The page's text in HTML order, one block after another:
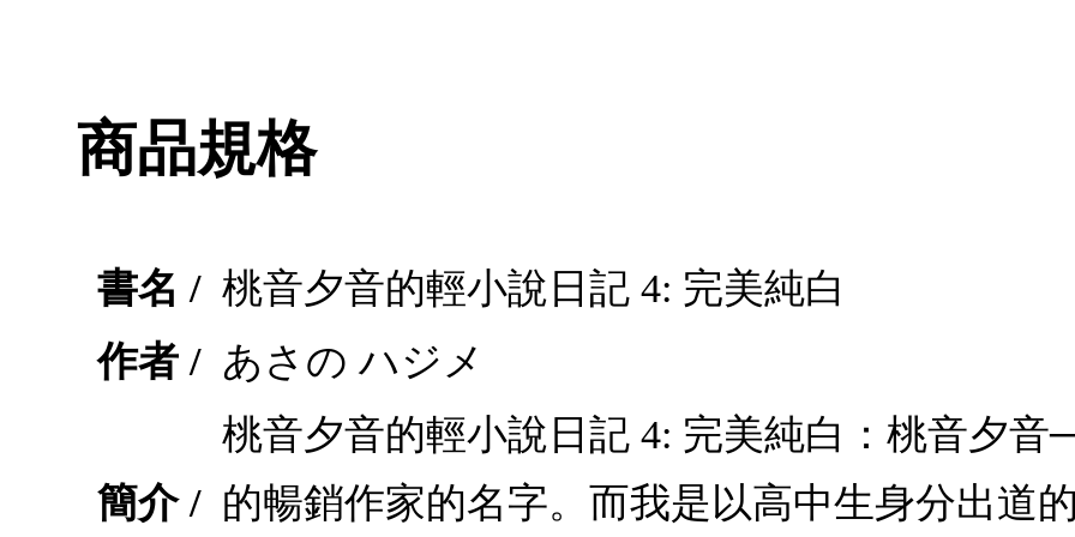
商品規格
書名 / 桃音夕音的輕小說日記 4: 完美純白
作者 / あさの ハジメ
簡介 /
桃音夕音的輕小說日記 4: 完美純白：桃音夕
的暢銷作家的名字。而我是以高中生身分出道